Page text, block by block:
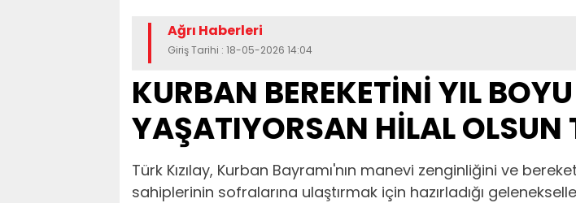
Ağrı Haberleri
Giriş Tarihi : 18-05-2026 14:04
KURBAN BEREKETİNİ YIL BOYU
YAŞATIYORSAN HİLAL OLSUN
Türk Kızılay, Kurban Bayramı'nın manevi zenginliğini ve
sahiplerinin sofralarına ulaştırmak için hazırladığı